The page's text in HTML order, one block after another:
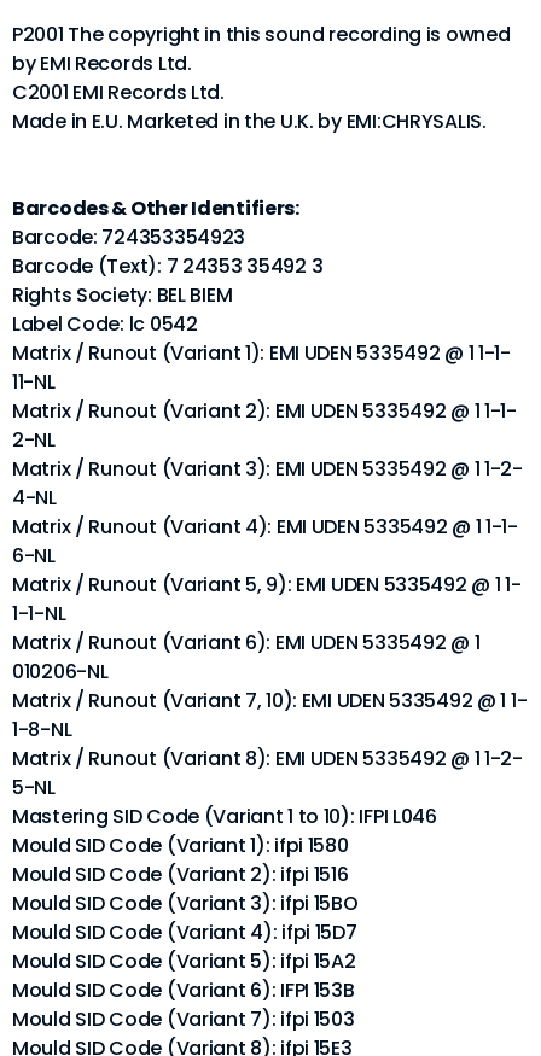
P2001 The copyright in this sound recording is owned
by EMI Records Ltd.
C2001 EMI Records Ltd.
Made in E.U. Marketed in the U.K. by EMI:CHRYSALIS.
Barcodes & Other Identifiers:
Barcode: 724353354923
Barcode (Text): 7 24353 35492 3
Rights Society: BEL BIEM
Label Code: lc 0542
Matrix / Runout (Variant 1): EMI UDEN 5335492 @ 1 1-1-
11-NL
Matrix / Runout (Variant 2): EMI UDEN 5335492 @ 1 1-1-
2-NL
Matrix / Runout (Variant 3): EMI UDEN 5335492 @ 1 1-2-
4-NL
Matrix / Runout (Variant 4): EMI UDEN 5335492 @ 1 1-1-
6-NL
Matrix / Runout (Variant 5, 9): EMI UDEN 5335492 @ 1 1-
1-1-NL
Matrix / Runout (Variant 6): EMI UDEN 5335492 @ 1
010206-NL
Matrix / Runout (Variant 7, 10): EMI UDEN 5335492 @ 1 1-
1-8-NL
Matrix / Runout (Variant 8): EMI UDEN 5335492 @ 1 1-2-
5-NL
Mastering SID Code (Variant 1 to 10): IFPI L046
Mould SID Code (Variant 1): ifpi 1580
Mould SID Code (Variant 2): ifpi 1516
Mould SID Code (Variant 3): ifpi 15BO
Mould SID Code (Variant 4): ifpi 15D7
Mould SID Code (Variant 5): ifpi 15A2
Mould SID Code (Variant 6): IFPI 153B
Mould SID Code (Variant 7): ifpi 1503
Mould SID Code (Variant 8): ifpi 15E3